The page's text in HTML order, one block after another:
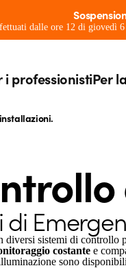
dalle ore 12 di giovedì
i professionistiPer
diversi sistemi di controllo
costante e
sono